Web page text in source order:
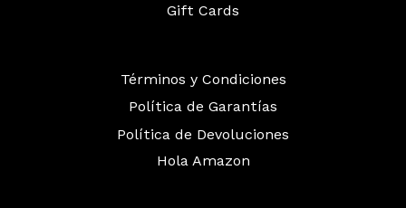
Gift Cards
Términos y Condiciones
Política de Garantías
Política de Devoluciones
Hola Amazon